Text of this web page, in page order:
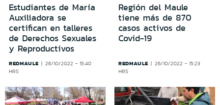
Estudiantes de María
Auxiliadora se
certifican en talleres
de Derechos Sexuales
y Reproductivos
REDMAULE
26/10/2022 - 15:40
HRS
Región del Maule
tiene más de 870
casos activos de
Covid-19
REDMAULE
26/10/2022 - 15:23
HRS